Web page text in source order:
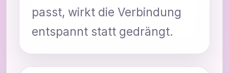
passt, wirkt die Verbindung
entspannt statt gedrängt.